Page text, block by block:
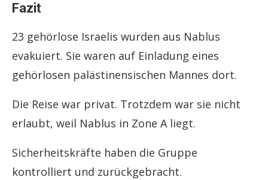
Fazit
23 gehörlose Israelis wurden aus Nablus
evakuiert. Sie waren auf Einladung eines
gehörlosen palästinensischen Mannes dort.
Die Reise war privat. Trotzdem war sie nicht
erlaubt, weil Nablus in Zone A liegt.
Sicherheitskräfte haben die Gruppe
kontrolliert und zurückgebracht.